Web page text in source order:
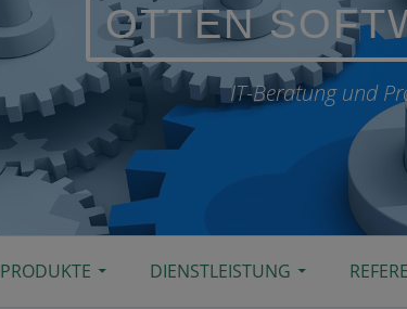
OTTEN
IT-Beratung und
PRODUKTE DIENSTLEISTUNG